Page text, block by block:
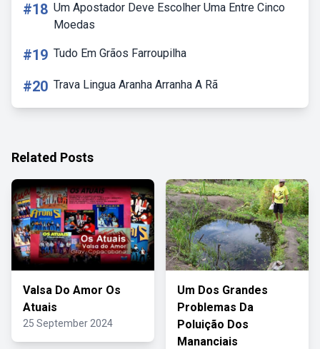
#18 Um Apostador Deve Escolher Uma Entre Cinco
Moedas
#19 Tudo Em Grãos Farroupilha
#20 Trava Lingua Aranha Arranha A Rã
Related Posts
Valsa Do Amor Os
Atuais
25 September 2024
Um Dos Grandes
Problemas Da
Poluição Dos
Mananciais